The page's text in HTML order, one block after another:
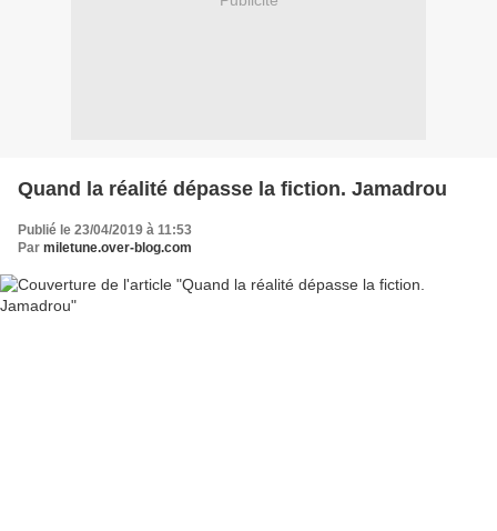
Quand la réalité dépasse la fiction. Jamadrou
Publié le 23/04/2019 à 11:53
Par miletune.over-blog.com